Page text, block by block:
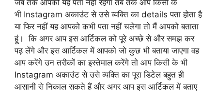
जब तक आपको यह पता नहीं रहेगा तब तक आप किसी के
भी Instagram अकाउंट से उसे व्यक्ति का details पता होता है
या फिर नहीं यह आपको कभी पता नहीं चलेगा तो मैं आपको बताता
हूं। कि अगर आप इस आर्टिकल को पूरे अच्छे से और समझ कर
पढ़ लेंगे और इस आर्टिकल में आपको जो कुछ भी बताया जाएगा वह
आप करेंगे उन तरीकों का इस्तेमाल करेंगे तो आप किसी के भी
Instagram अकाउंट से उसे व्यक्ति का पूरा डिटेल बहुत ही
आसानी से निकाल सकते हैं और अगर आप इस आर्टिकल में बताए